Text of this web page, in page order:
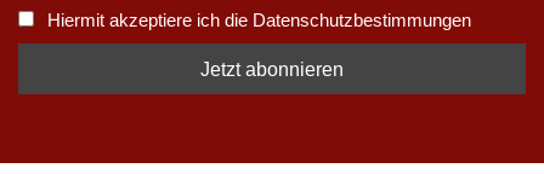
Hiermit akzeptiere ich die Datenschutzbestimmungen